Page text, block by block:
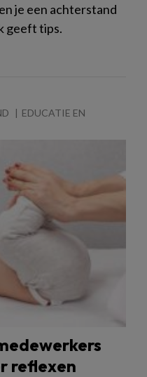
je een achterstand
geeft tips.
EDUCATIE EN
reflexen